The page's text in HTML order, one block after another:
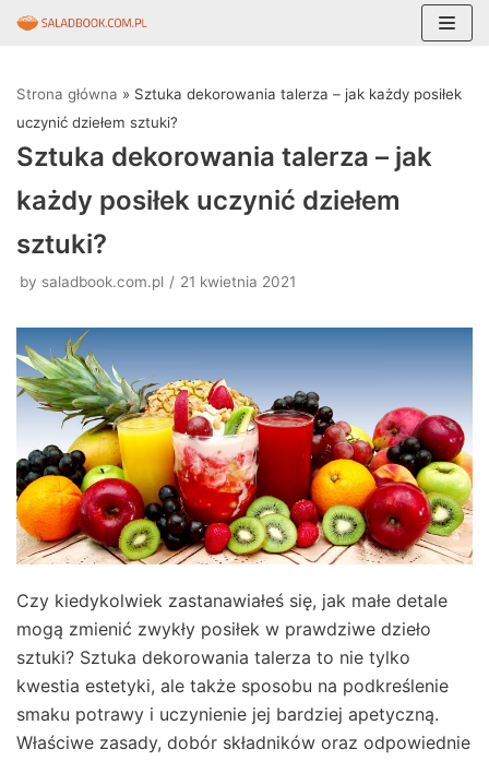
do
treści
Strona główna » Sztuka dekorowania talerza – jak każdy posiłek
uczynić dziełem sztuki?
Sztuka dekorowania talerza – jak
każdy posiłek uczynić dziełem
sztuki?
by saladbook.com.pl 21 kwietnia 2021
Czy kiedykolwiek zastanawiałeś się, jak małe detale
mogą zmienić zwykły posiłek w prawdziwe dzieło
sztuki? Sztuka dekorowania talerza to nie tylko
kwestia estetyki, ale także sposobu na podkreślenie
smaku potrawy i uczynienie jej bardziej apetyczną.
Właściwe zasady, dobór składników oraz odpowiednie